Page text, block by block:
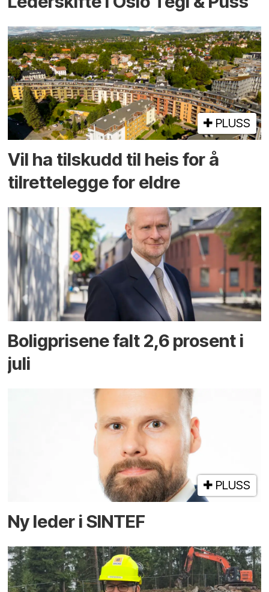
PLUSS
Vil ha tilskudd til heis for å
tilrettelegge for eldre
Boligprisene falt 2,6 prosent i
juli
PLUSS
Ny leder i SINTEF